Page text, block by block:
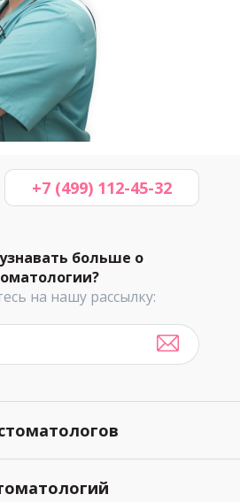
больше о
на нашу рассылку:
+7 (499) 112-45-32